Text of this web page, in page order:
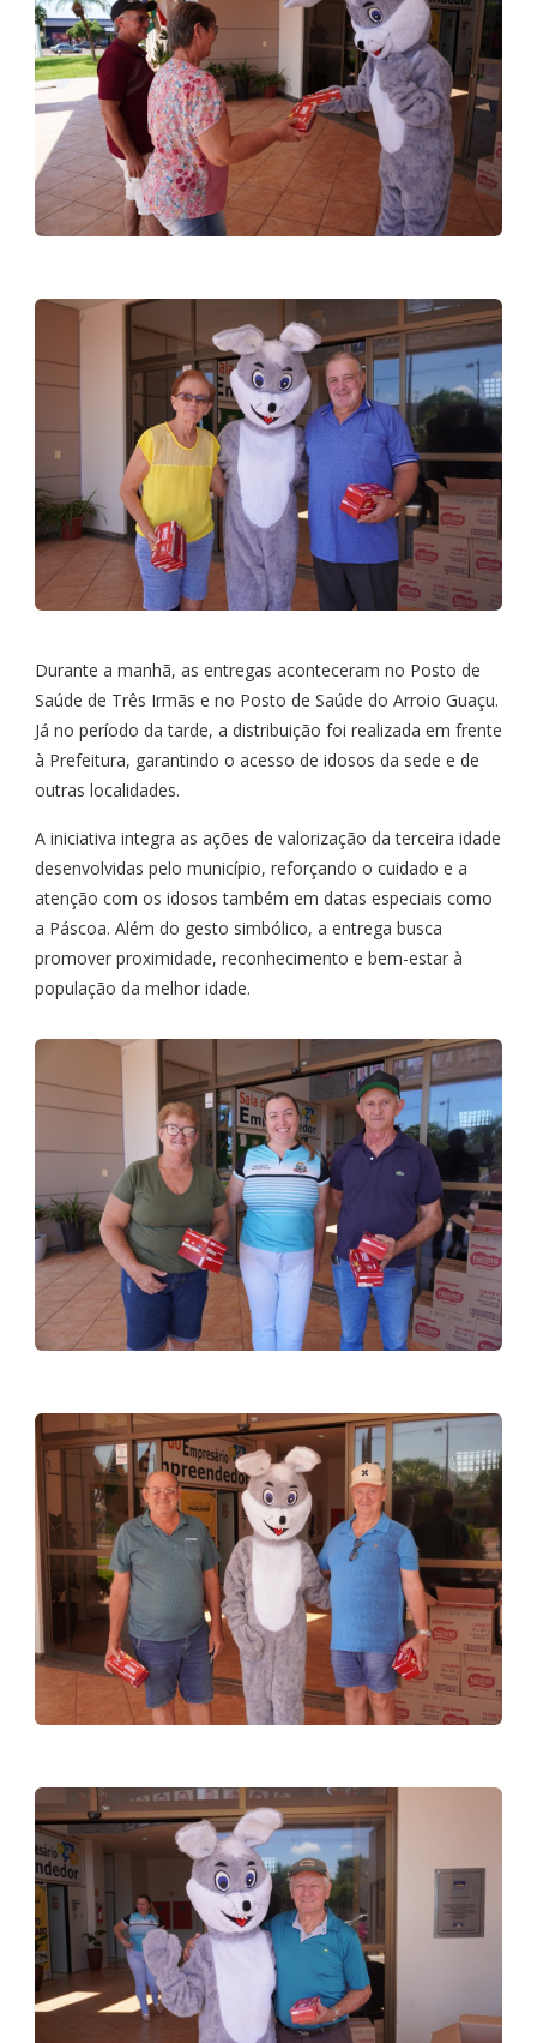
Durante a manhã, as entregas aconteceram no Posto de
Saúde de Três Irmãs e no Posto de Saúde do Arroio Guaçu.
Já no período da tarde, a distribuição foi realizada em frente
à Prefeitura, garantindo o acesso de idosos da sede e de
outras localidades.
A iniciativa integra as ações de valorização da terceira idade
desenvolvidas pelo município, reforçando o cuidado e a
atenção com os idosos também em datas especiais como
a Páscoa. Além do gesto simbólico, a entrega busca
promover proximidade, reconhecimento e bem-estar à
população da melhor idade.